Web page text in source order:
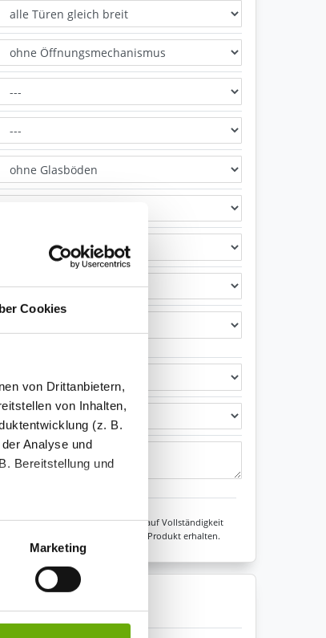
Cookies
von Drittanbietern,
von Inhalten,
(z. B.
Analyse und
Bereitstellung und
Sie mehr über
Daten zu den
Marketing
prüfen jede Konfiguration auf Vollständigkeit
dass Sie immer ein fehlerfreies Produkt erhalten.